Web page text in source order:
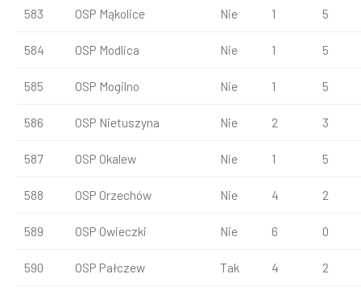
583 OSP Mąkolice Nie 1 5
584 OSP Modlica Nie 1 5
585 OSP Mogilno Nie 1 5
586 OSP Nietuszyna Nie 2 3
587 OSP Okalew Nie 1 5
588 OSP Orzechów Nie 4 2
589 OSP Owieczki Nie 6 0
590 OSP Pałczew Tak 4 2